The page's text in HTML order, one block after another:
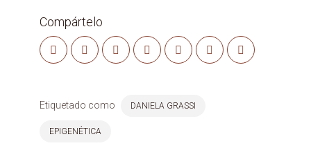
Compártelo
Etiquetado como DANIELA GRASSI
EPIGENÉTICA